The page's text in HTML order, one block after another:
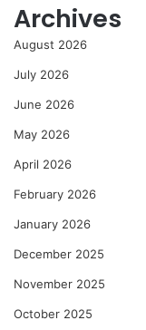
Archives
August 2026
July 2026
June 2026
May 2026
April 2026
February 2026
January 2026
December 2025
November 2025
October 2025